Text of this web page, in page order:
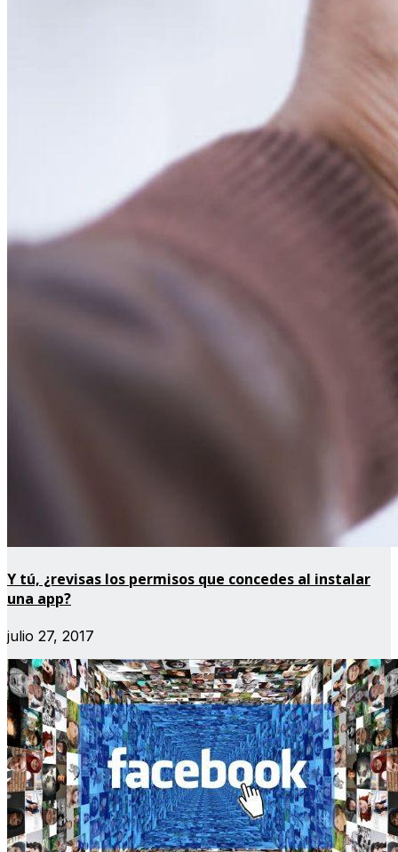
Y tú, ¿revisas los permisos que concedes al instalar
una app?
julio 27, 2017